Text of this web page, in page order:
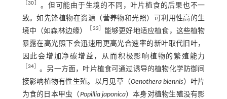
［30］ 。但可能由于生境的不同，叶片植食的后果也不一
致。如先锋植物在资源（营养物和光照）可利用性高的生
境中（如森林边缘）
［33］ 能够更好地适应植食，这些植物
暴露在高光照下会迅速用更高光合速率的新叶取代旧叶，
因此会增加净碳增益，从而积极影响植物的繁殖能力
［34］ 。另一方面，叶片植食可通过诱导的植物化学防御间
接影响植物有性生殖。以月见草（Oenothera biennis）叶片
为食的日本甲虫（Popillia japonica）本身对植物生殖没有影